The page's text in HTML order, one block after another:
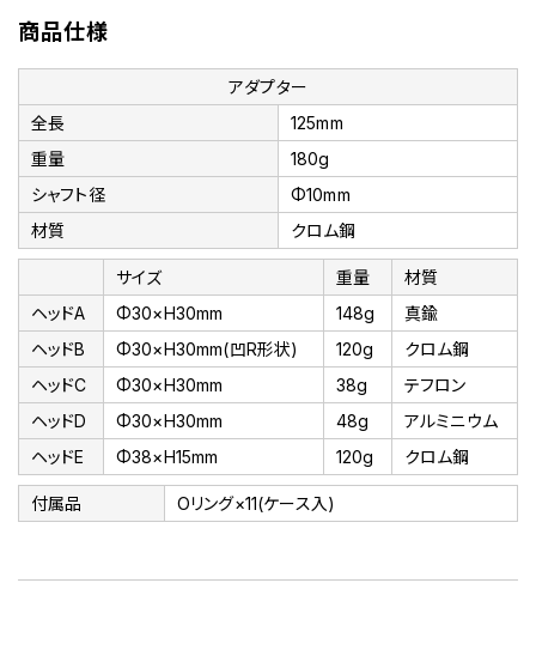
商品仕様
アダプター
全長
125mm
重量
180g
シャフト径
Φ10mm
材質
クロム鋼
サイズ 重量
材質
ヘッドA
Φ30×H30mm 148g
真鍮
ヘッドB
Φ30×H30mm(凹R形状) 120g
クロム鋼
ヘッドC
Φ30×H30mm 38g
テフロン
ヘッドD
Φ30×H30mm 48g
アルミニウム
ヘッドE
Φ38×H15mm 120g クロム鋼
付属品 Oリング×11(ケース入)